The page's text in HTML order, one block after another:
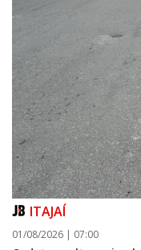
ITAJAÍ
01/08/2026 | 07:00